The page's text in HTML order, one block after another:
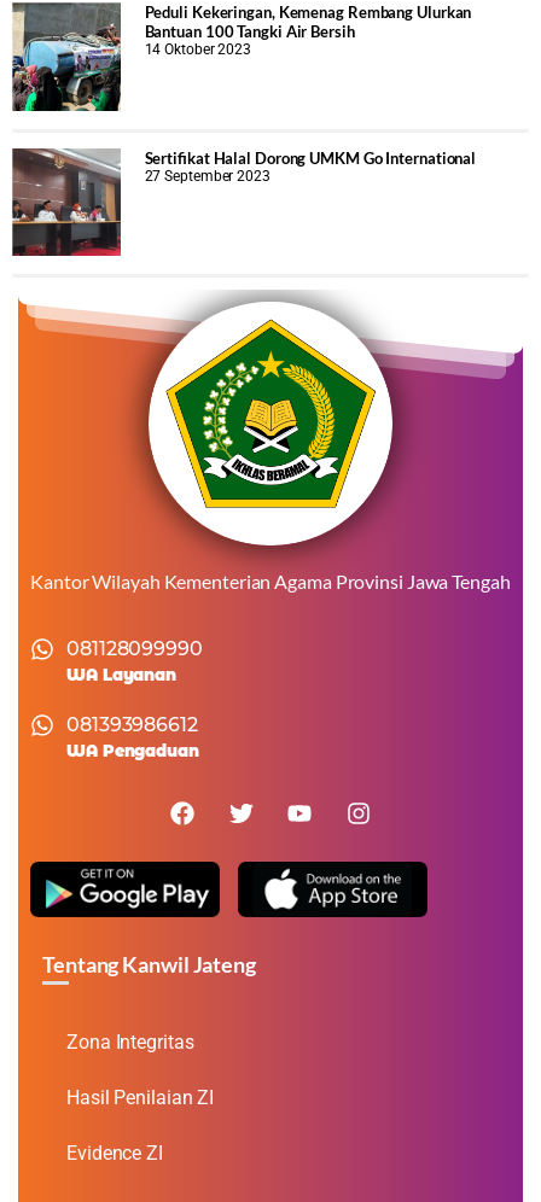
Peduli Kekeringan, Kemenag Rembang Ulurkan
Bantuan 100 Tangki Air Bersih
14 Oktober 2023
Sertifikat Halal Dorong UMKM Go International
27 September 2023
Kantor Wilayah Kementerian Agama Provinsi Jawa Tengah
081128099990
WA Layanan
081393986612
WA Pengaduan
Tentang Kanwil Jateng
Zona Integritas
Hasil Penilaian ZI
Evidence ZI